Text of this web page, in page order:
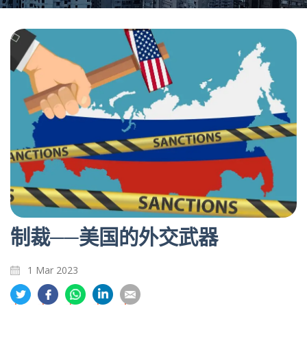
制裁──美国的外交武器
1 Mar 2023
分
享
分
享
分
享
享
享